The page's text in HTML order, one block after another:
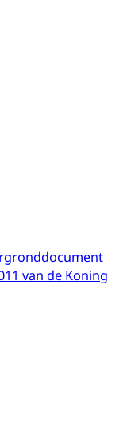
van de Koning